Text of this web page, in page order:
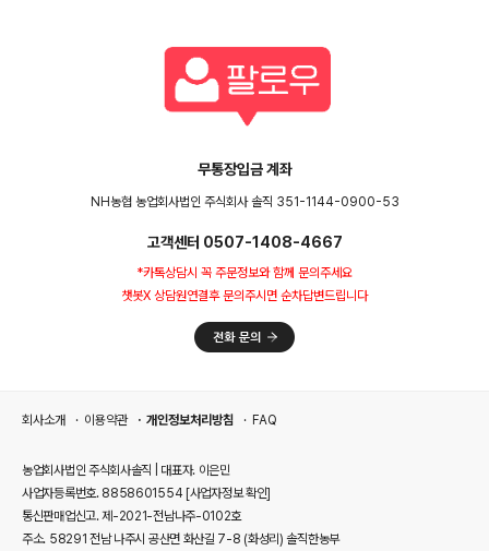
무통장입금 계좌
NH농협 농업회사법인 주식회사 솔직 351-1144-0900-53
고객센터 0507-1408-4667
*카톡상담시 꼭 주문정보와 함께 문의주세요
챗봇X 상담원연결후 문의주시면 순차답변드립니다
회사소개 이용약관 개인정보처리방침 FAQ
농업회사법인 주식회사솔직 | 대표자. 이은민
사업자등록번호. 8858601554 [사업자정보 확인]
통신판매업신고. 제-2021-전남나주-0102호
주소. 58291 전남 나주시 공산면 화산길 7-8 (화성리) 솔직한농부